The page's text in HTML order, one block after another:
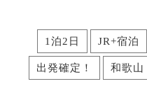
1泊2日 JR+宿泊
出発確定！ 和歌山